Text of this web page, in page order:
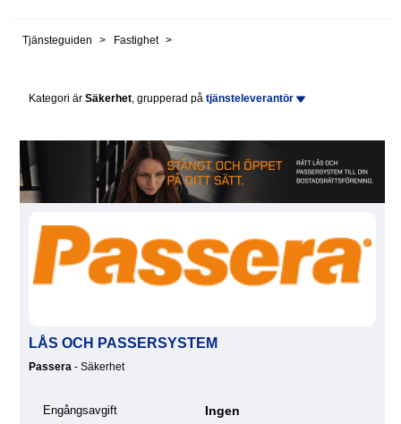
Tjänsteguiden Fastighet
Kategori är Säkerhet , grupperad på tjänsteleverantör
LÅS OCH PASSERSYSTEM
Passera - Säkerhet
Engångsavgift Ingen